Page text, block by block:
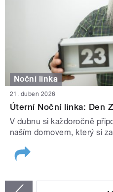
Noční linka
21. duben 2026
Úterní Noční linka: Den
V dubnu si každoročně
naším domovem, který si